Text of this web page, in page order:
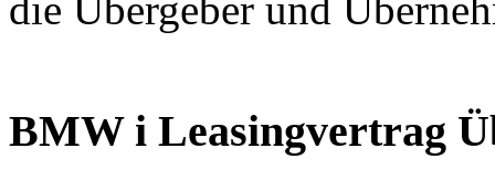
die Übergeber und
BMW i Leasingvertrag